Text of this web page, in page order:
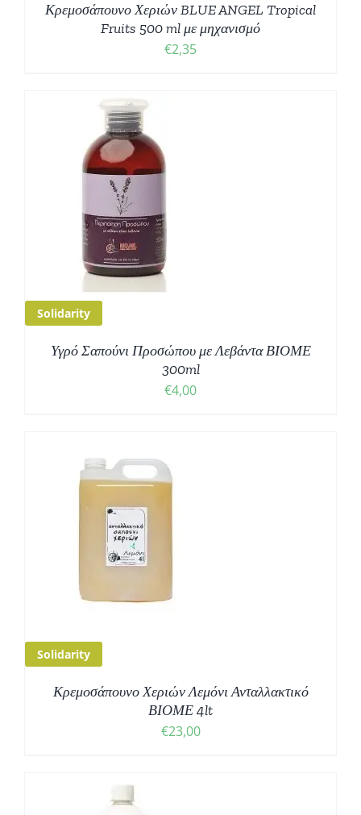
Κρεμοσάπουνο Χεριών BLUE ANGEL Tropical
Fruits 500 ml με μηχανισμό
€2,35
Solidarity
Υγρό Σαπούνι Προσώπου με Λεβάντα ΒΙΟΜΕ
300ml
€4,00
Solidarity
Κρεμοσάπουνο Χεριών Λεμόνι Ανταλλακτικό
ΒΙΟΜΕ 4lt
€23,00